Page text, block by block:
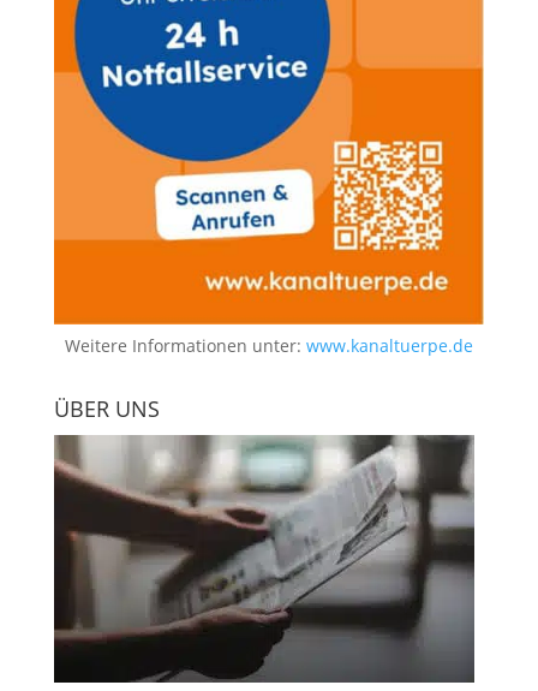
Weitere Informationen unter: www.kanaltuerpe.de
ÜBER UNS